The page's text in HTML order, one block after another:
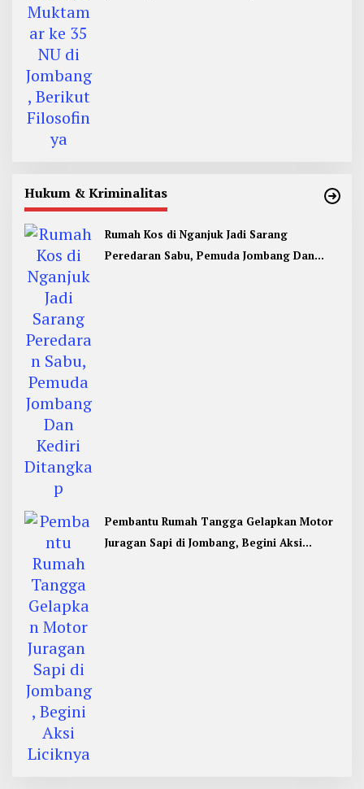
Hukum & Kriminalitas
Rumah Kos di Nganjuk Jadi Sarang
Peredaran Sabu, Pemuda Jombang Dan
Pembantu Rumah Tangga Gelapkan Motor
Juragan Sapi di Jombang, Begini Aksi